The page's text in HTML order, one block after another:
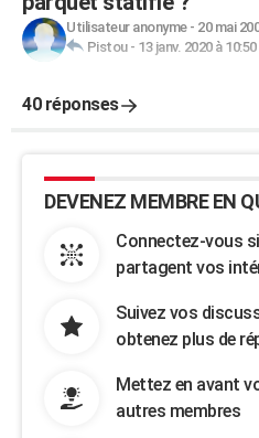
Utilisateur anonyme- 20 mai
Pistou- 13 janv. 2020 à 10:50
40 réponses
DEVENEZ MEMBRE EN
Connectez-vous
partagent vos
Suivez vos
obtenez plus de
Mettez en avant
autres membres